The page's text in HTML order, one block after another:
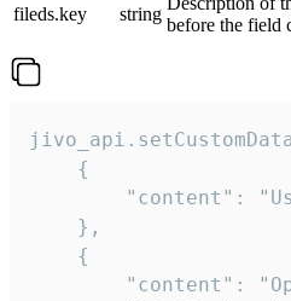
fileds.key
string
before the field
    {
"content":
    },
    {
"content":